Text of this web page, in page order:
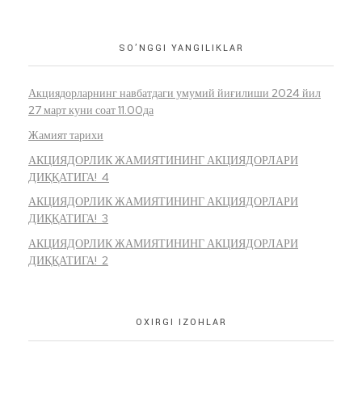
SO’NGGI YANGILIKLAR
Акциядорларнинг навбатдаги умумий йиғилиши 2024 йил
27 март куни соат 11.00да
Жамият тарихи
АКЦИЯДОРЛИК ЖАМИЯТИНИНГ АКЦИЯДОРЛАРИ
ДИҚҚАТИГА! 4
АКЦИЯДОРЛИК ЖАМИЯТИНИНГ АКЦИЯДОРЛАРИ
ДИҚҚАТИГА! 3
АКЦИЯДОРЛИК ЖАМИЯТИНИНГ АКЦИЯДОРЛАРИ
ДИҚҚАТИГА! 2
OXIRGI IZOHLAR